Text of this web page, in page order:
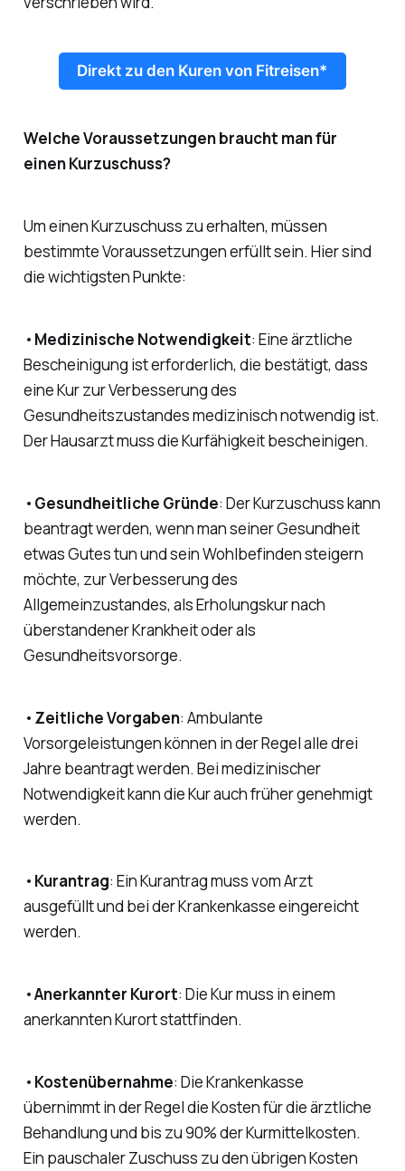
Direkt zu den Kuren von Fitreisen*
Welche Voraussetzungen braucht man für
einen Kurzuschuss?
Um einen Kurzuschuss zu erhalten, müssen
bestimmte Voraussetzungen erfüllt sein. Hier sind
die wichtigsten Punkte:
• Medizinische Notwendigkeit: Eine ärztliche
Bescheinigung ist erforderlich, die bestätigt, dass
eine Kur zur Verbesserung des
Gesundheitszustandes medizinisch notwendig ist.
Der Hausarzt muss die Kurfähigkeit bescheinigen.
• Gesundheitliche Gründe: Der Kurzuschuss kann
beantragt werden, wenn man seiner Gesundheit
etwas Gutes tun und sein Wohlbefinden steigern
möchte, zur Verbesserung des
Allgemeinzustandes, als Erholungskur nach
überstandener Krankheit oder als
Gesundheitsvorsorge.
• Zeitliche Vorgaben: Ambulante
Vorsorgeleistungen können in der Regel alle drei
Jahre beantragt werden. Bei medizinischer
Notwendigkeit kann die Kur auch früher genehmigt
werden.
• Kurantrag: Ein Kurantrag muss vom Arzt
ausgefüllt und bei der Krankenkasse eingereicht
werden.
•Anerkannter Kurort: Die Kur muss in einem
anerkannten Kurort stattfinden.
• Kostenübernahme: Die Krankenkasse
übernimmt in der Regel die Kosten für die ärztliche
Behandlung und bis zu 90% der Kurmittelkosten.
Ein pauschaler Zuschuss zu den übrigen Kosten